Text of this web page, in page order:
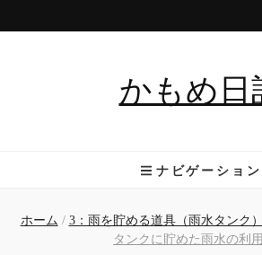
かもめ日
ナビゲーション
ホーム / 3：雨を貯める道具（雨水タンク）
タンクに貯めた雨水の利